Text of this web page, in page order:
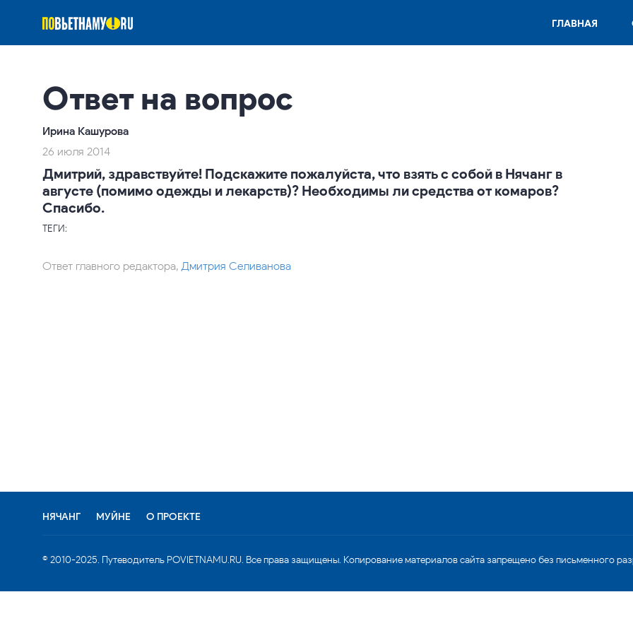
ГЛАВНАЯ
Ответ на вопрос
Ирина Кашурова
26 июля 2014
Дмитрий, здравствуйте! Подскажите пожалуйста, что взять с собой в Нячанг в
августе (помимо одежды и лекарств)? Необходимы ли средства от комаров?
Спасибо.
ТЕГИ:
Ответ главного редактора, Дмитрия Селиванова
НЯЧАНГ МУЙНЕ О ПРОЕКТЕ
© 2010-2025. Путеводитель POVIETNAMU.RU. Все права защищены. Копирование материалов сайта запрещено без письменного